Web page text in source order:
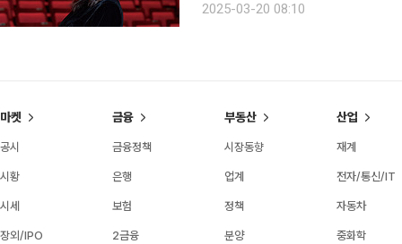
2025-03-20 08:10
마켓
공시
시황
시세
장외/IPO
금융
금융정책
은행
보험
2금융
부동산
시장동향
업계
정책
분양
산업
재계
전자/통신/IT
자동차
중화학